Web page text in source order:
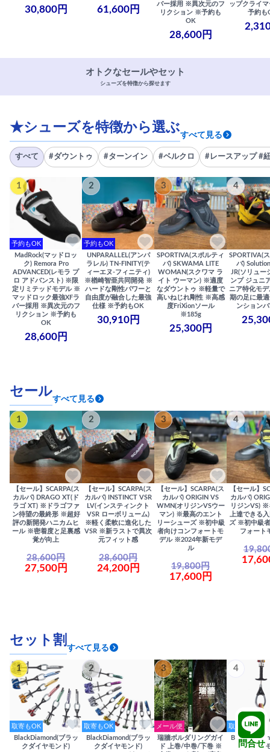
問合せ
30,800円 61,600円
バー採用 ※異次元のフ
リクション ※予約も
OK
28,600円
ップクライ
予約も
オトクなセールやセット
シューズを特徴から探せます
★シューズを特徴から選ぶ
すべて見る
すべて #ダウントゥ #ターンイン #ベルクロ #レースアップ #
1
予約もOK
MadRock(マッドロッ
ク) Remora Pro
ADVANCED(レモラ プ
ロ アドバンスト) ※限
定リミテッドモデル ※
マッドロック最強XFラ
バー採用 ※異次元のフ
リクション ※予約も
OK
28,600円
2
予約もOK
UNPARALLEL(アンパ
ラレル) TN-FINITY(テ
ィーエヌ-フィニティ)
※楢崎智亜共同開発 ※
ハードな剛性パワーと
自由度が融合した最強
仕様 ※予約もOK
30,910円
3
SPORTIVA(スポルティ
バ) SKWAMA LITE
WOMAN(スクワマ ラ
イト ウーマン) ※適度
なダウントゥ ※軽量で
高いねじれ剛性 ※高感
度FriXionソール
※185g
25,300円
4
SPORTIVA(
バ)
JR(ソリュー
ンプ ジュニ
ニア特化モ
期の足に最
ンション
セール
すべて見る
1
【セール】SCARPA(ス
カルパ) DRAGO XT(ド
ラゴ XT) ※ドラゴファ
ン待望の最終形 ※超好
評の新開発ハニカムヒ
ール ※密着度と足裏感
覚が向上
28,600円
27,500円
2
【セール】SCARPA(ス
カルパ) INSTINCT VSR
LV(インスティンクト
VSR ローボリューム)
※軽く柔軟に進化した
VSR ※新ラストで異次
元フィット感
28,600円
24,200円
3
【セール】SCARPA(ス
カルパ) ORIGIN VS
WMN(オリジンVSウー
マン) ※最高のエント
リーシューズ ※初中級
者向けコンフォートモ
デル ※2024年新モデ
ル
19,800円
17,600円
4
【セール】
カルパ)
リジンVS) ※
上達できる
ズ ※初中級
フォート
セット割
すべて見る
1
取寄もOK
BlackDiamond(ブラッ
クダイヤモンド)
2
取寄もOK
BlackDiamond(ブラッ
クダイヤモンド)
3
メール便
瑞牆ボルダリングガイ
ド 上巻/中巻/下巻 ※
4
取寄もOK
クダイヤ